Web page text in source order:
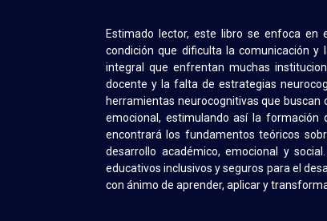
Estimado lector, este libro se enfoca en
condición que dificulta la comunicación y
integral que enfrentan muchas
docente y la falta de estrategias
herramientas neurocognitivas que
emocional, estimulando así la
encontrará los fundamentos teóricos
desarrollo académico, emocional y
educativos inclusivos y seguros para el
con ánimo de aprender, aplicar y